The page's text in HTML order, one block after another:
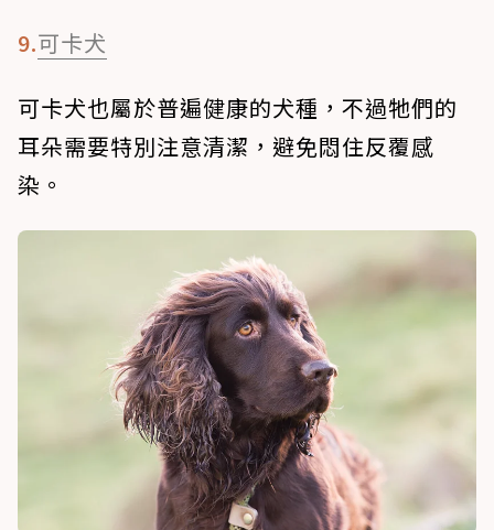
9.可卡犬
可卡犬也屬於普遍健康的犬種，不過牠們的
耳朵需要特別注意清潔，避免悶住反覆感
染。